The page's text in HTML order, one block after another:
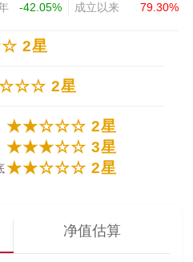
-42.05% 成立以来 79.30%
2星
2星
★★☆☆☆ 2星
★★★☆☆ 3星
★★☆☆☆ 2星
净值估算